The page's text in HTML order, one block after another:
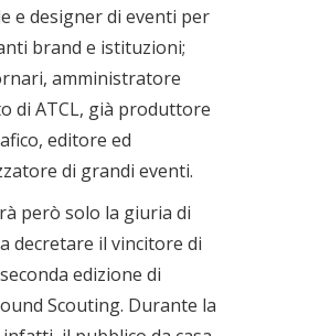
e designer di eventi per
brand e istituzioni;
amministratore
di ATCL, già produttore
editore ed
di grandi eventi.
però solo la giuria di
decretare il vincitore di
edizione di
Scouting. Durante la